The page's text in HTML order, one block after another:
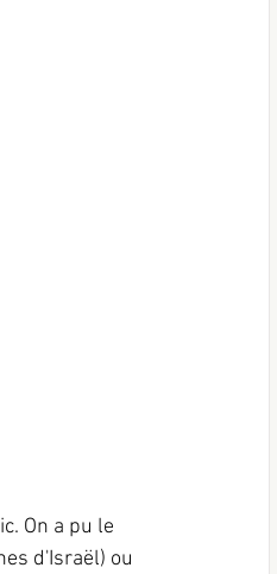
On a pu le
d'Israël) ou